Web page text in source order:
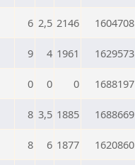
6 2,5 2146 1604708
9 4 1961 1629573
0 0 0 1688197
8 3,5 1885 1688669
8 6 1877 1620860